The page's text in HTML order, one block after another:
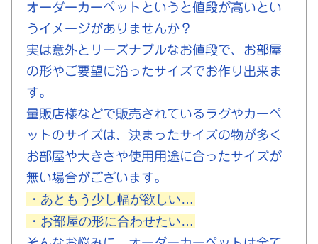
オーダーカーペットというと値段が高いとい
うイメージがありませんか？
実は意外とリーズナブルなお値段で、お部屋
の形やご要望に沿ったサイズでお作り出来ま
す。
量販店様などで販売されているラグやカーペ
ットのサイズは、決まったサイズの物が多く
お部屋や大きさや使用用途に合ったサイズが
無い場合がございます。
・あともう少し幅が欲しい…
・お部屋の形に合わせたい…